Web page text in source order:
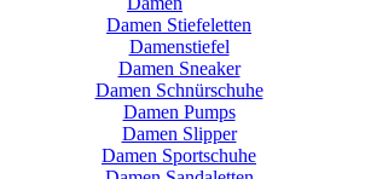
Damen Stiefeletten
Damenstiefel
Damen Sneaker
Damen Schnürschuhe
Damen Pumps
Damen Slipper
Damen Sportschuhe